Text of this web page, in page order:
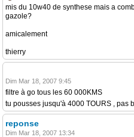
mis du 10w40 de synthese mais a
gazole?
amicalement
thierry
Dim Mar 18, 2007 9:45
filtre à go tous les 60 000KMS
tu pousses jusqu'à 4000 TOURS , pas
reponse
Dim Mar 18, 2007 13:34